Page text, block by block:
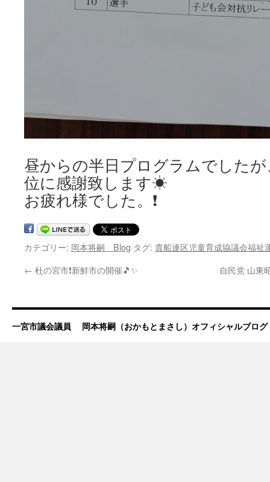
昼からの半日プログラムでした
位に感謝致します☀
お疲れ様でした。❗
カテゴリー: 岡本将嗣 Blog タグ: 貴船連区児童育成協議会福祉
← 杜の宮市❗新鮮市の開催🎵✨ 自民党 山東
一宮市議会議員 岡本将嗣（おかもとまさし）オフィシャルブログ